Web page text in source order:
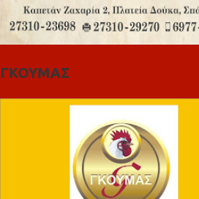
ΓΚΟΥΜΑΣ